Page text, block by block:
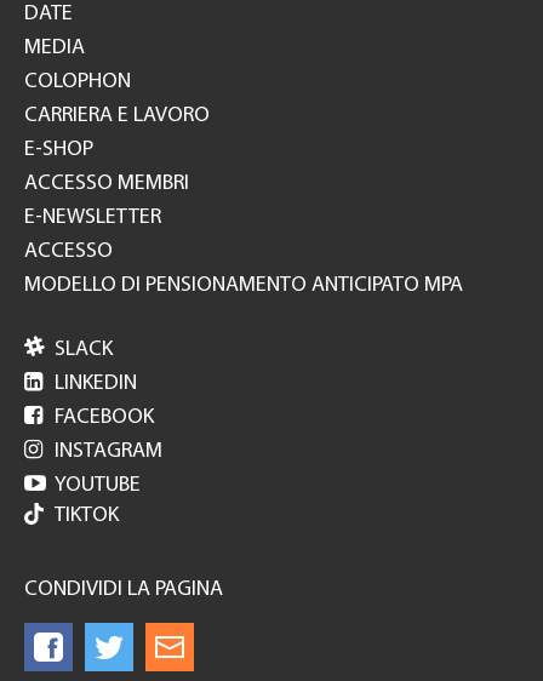
DATE
MEDIA
COLOPHON
CARRIERA E LAVORO
E-SHOP
ACCESSO MEMBRI
E-NEWSLETTER
ACCESSO
MODELLO DI PENSIONAMENTO ANTICIPATO MPA
 SLACK
 LINKEDIN
 FACEBOOK
 INSTAGRAM
 YOUTUBE
TIKTOK
CONDIVIDI LA PAGINA